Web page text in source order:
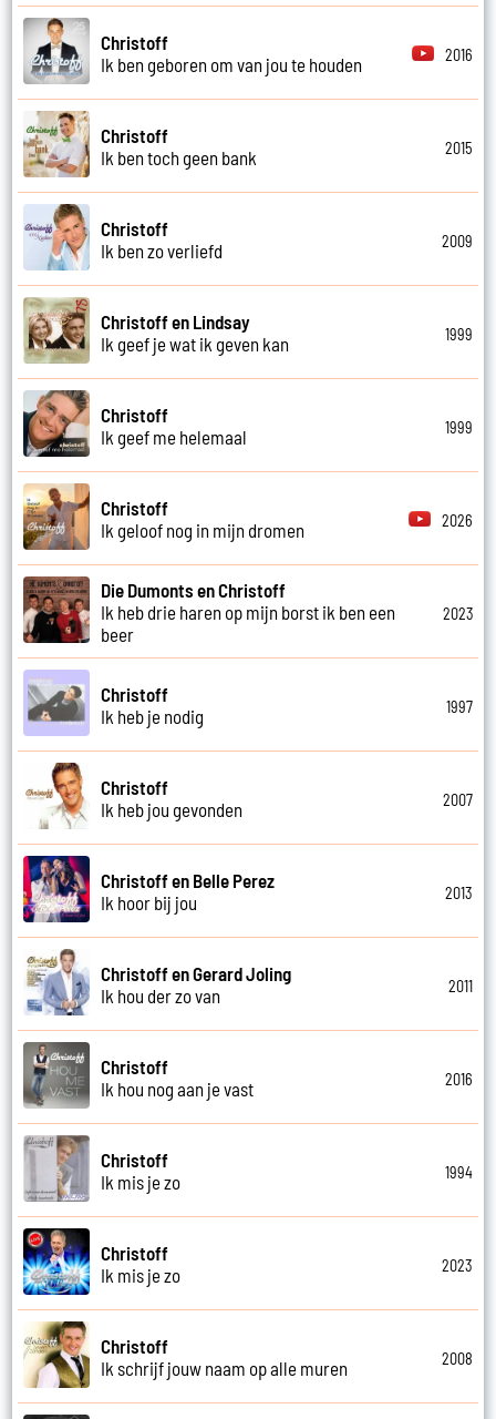
Christoff
Ik ben geboren om van jou te houden
2016
Christoff
Ik ben toch geen bank
2015
Christoff
Ik ben zo verliefd
2009
Christoff en Lindsay
Ik geef je wat ik geven kan
1999
Christoff
Ik geef me helemaal
1999
Christoff
Ik geloof nog in mijn dromen
2026
Die Dumonts en Christoff
Ik heb drie haren op mijn borst ik ben een
beer
2023
Christoff
Ik heb je nodig
1997
Christoff
Ik heb jou gevonden
2007
Christoff en Belle Perez
Ik hoor bij jou
2013
Christoff en Gerard Joling
Ik hou der zo van
2011
Christoff
Ik hou nog aan je vast
2016
Christoff
Ik mis je zo
1994
Christoff
Ik mis je zo
2023
Christoff
Ik schrijf jouw naam op alle muren
2008